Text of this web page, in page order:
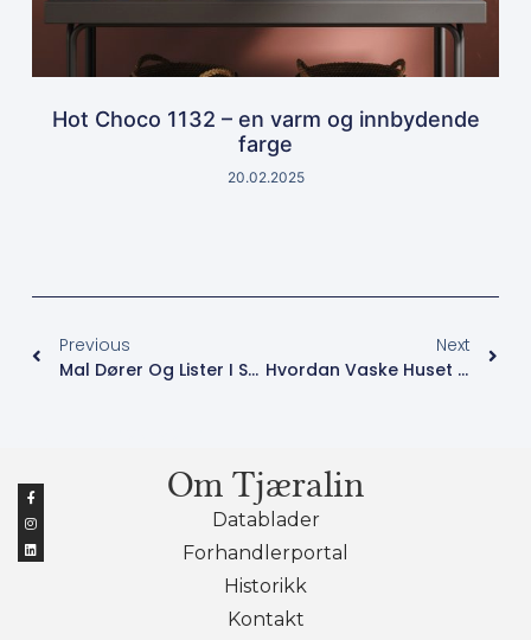
Hot Choco 1132 – en varm og innbydende
farge
20.02.2025
Previous
Mal Dører Og Lister I Samme Farge Som Veggen
Next
Hvordan Vaske Huset Utvendig?
Om Tjæralin
Datablader
Forhandlerportal
Historikk
Kontakt